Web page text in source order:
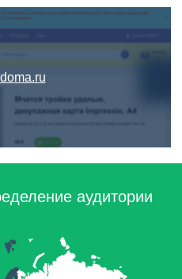
аудитории